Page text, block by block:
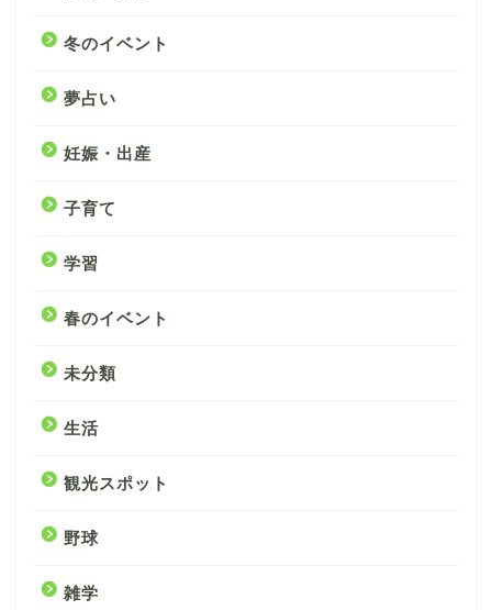
冬のイベント
夢占い
妊娠・出産
子育て
学習
春のイベント
未分類
生活
観光スポット
野球
雑学